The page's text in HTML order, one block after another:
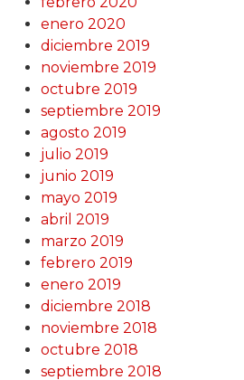
enero 2020
diciembre 2019
noviembre 2019
octubre 2019
septiembre 2019
agosto 2019
julio 2019
junio 2019
mayo 2019
abril 2019
marzo 2019
febrero 2019
enero 2019
diciembre 2018
noviembre 2018
octubre 2018
septiembre 2018